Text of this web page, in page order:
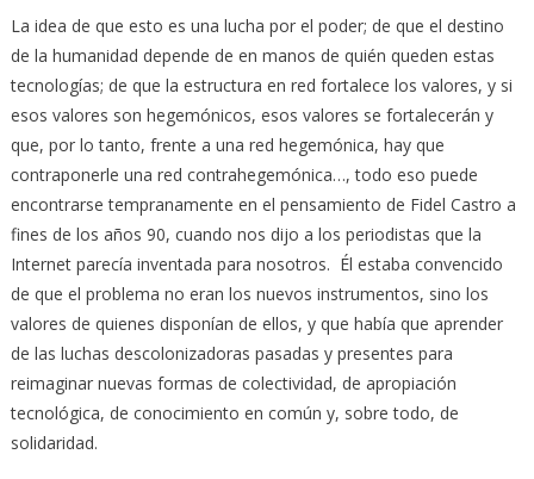
La idea de que esto es una lucha por el poder; de que el destino
de la humanidad depende de en manos de quién queden estas
tecnologías; de que la estructura en red fortalece los valores, y si
esos valores son hegemónicos, esos valores se fortalecerán y
que, por lo tanto, frente a una red hegemónica, hay que
contraponerle una red contrahegemónica…, todo eso puede
encontrarse tempranamente en el pensamiento de Fidel Castro a
fines de los años 90, cuando nos dijo a los periodistas que la
Internet parecía inventada para nosotros. Él estaba convencido
de que el problema no eran los nuevos instrumentos, sino los
valores de quienes disponían de ellos, y que había que aprender
de las luchas descolonizadoras pasadas y presentes para
reimaginar nuevas formas de colectividad, de apropiación
tecnológica, de conocimiento en común y, sobre todo, de
solidaridad.